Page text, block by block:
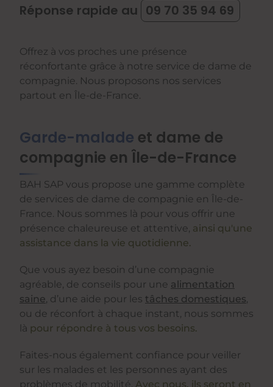
Réponse rapide au 09 70 35 94 69
Offrez à vos proches une présence
réconfortante grâce à notre service de dame de
compagnie. Nous proposons nos services
partout en Île-de-France.
Garde-malade et dame de
compagnie en Île-de-France
BAH SAP vous propose une gamme complète
de services de dame de compagnie en Île-de-
France. Nous sommes là pour vous offrir une
présence chaleureuse et attentive, ainsi qu'une
assistance dans la vie quotidienne.
Que vous ayez besoin d’une compagnie
agréable, de conseils pour une alimentation
saine, d’une aide pour les tâches domestiques,
ou de réconfort à chaque instant, nous sommes
là pour répondre à tous vos besoins.
Faites-nous également confiance pour veiller
sur les malades et les personnes ayant des
problèmes de mobilité. Avec nous, ils seront en